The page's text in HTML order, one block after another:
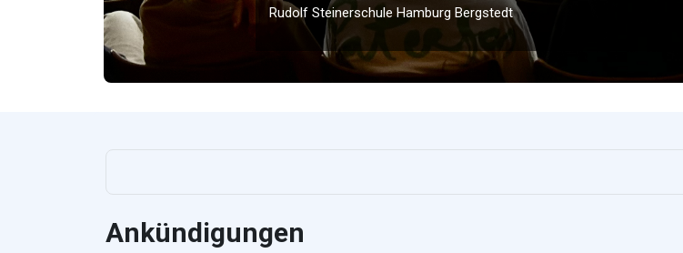
Rudolf Steinerschule Hamburg Bergstedt
Ankündigungen